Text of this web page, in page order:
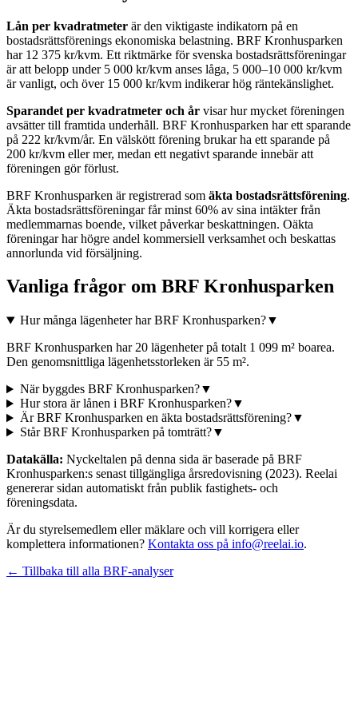
Lån per kvadratmeter är den viktigaste indikatorn på en
bostadsrättsförenings ekonomiska belastning. BRF Kronhusparken
har 12 375 kr/kvm. Ett riktmärke för svenska bostadsrättsföreningar
är att belopp under 5 000 kr/kvm anses låga, 5 000–10 000 kr/kvm
är vanligt, och över 15 000 kr/kvm indikerar hög räntekänslighet.
Sparandet per kvadratmeter och år visar hur mycket föreningen
avsätter till framtida underhåll. BRF Kronhusparken har ett sparande
på 222 kr/kvm/år. En välskött förening brukar ha ett sparande på
200 kr/kvm eller mer, medan ett negativt sparande innebär att
föreningen gör förlust.
BRF Kronhusparken är registrerad som äkta bostadsrättsförening.
Äkta bostadsrättsföreningar får minst 60% av sina intäkter från
medlemmarnas boende, vilket påverkar beskattningen. Oäkta
föreningar har högre andel kommersiell verksamhet och beskattas
annorlunda vid försäljning.
Vanliga frågor om BRF Kronhusparken
Hur många lägenheter har BRF Kronhusparken?▼
BRF Kronhusparken har 20 lägenheter på totalt 1 099 m² boarea.
Den genomsnittliga lägenhetsstorleken är 55 m².
När byggdes BRF Kronhusparken?▼
Hur stora är lånen i BRF Kronhusparken?▼
Är BRF Kronhusparken en äkta bostadsrättsförening?▼
Står BRF Kronhusparken på tomträtt?▼
Datakälla: Nyckeltalen på denna sida är baserade på BRF
Kronhusparken:s senast tillgängliga årsredovisning (2023). Reelai
genererar sidan automatiskt från publik fastighets- och
föreningsdata.
Är du styrelsemedlem eller mäklare och vill korrigera eller
komplettera informationen? Kontakta oss på info@reelai.io.
← Tillbaka till alla BRF-analyser